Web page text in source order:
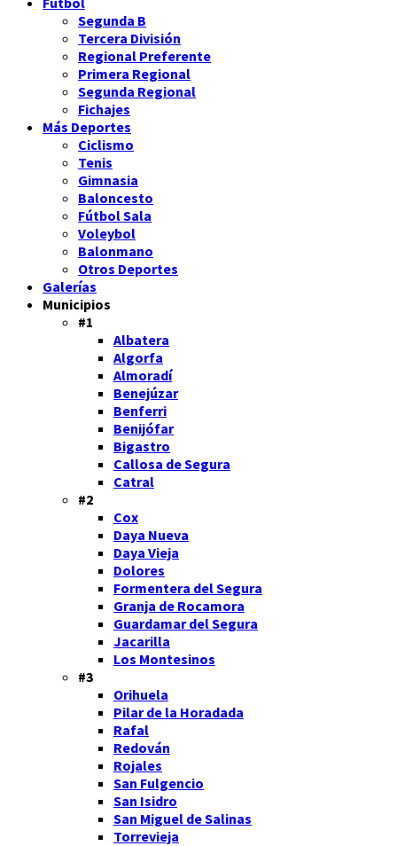
Segunda B
Tercera División
Regional Preferente
Primera Regional
Segunda Regional
Fichajes
Más Deportes
Ciclismo
Tenis
Gimnasia
Baloncesto
Fútbol Sala
Voleybol
Balonmano
Otros Deportes
Galerías
Municipios
#1
Albatera
Algorfa
Almoradí
Benejúzar
Benferri
Benijófar
Bigastro
Callosa de Segura
Catral
#2
Cox
Daya Nueva
Daya Vieja
Dolores
Formentera del Segura
Granja de Rocamora
Guardamar del Segura
Jacarilla
Los Montesinos
#3
Orihuela
Pilar de la Horadada
Rafal
Redován
Rojales
San Fulgencio
San Isidro
San Miguel de Salinas
Torrevieja